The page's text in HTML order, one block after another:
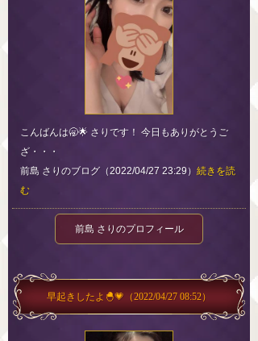
こんばんは🥱🌟 さりです！ 今日もありがとうご
ざ・・・
前島 さりのブログ（2022/04/27 23:29） 続きを読
む
前島 さりのプロフィール
早起きしたよ🐣💗 （2022/04/27 08:52）